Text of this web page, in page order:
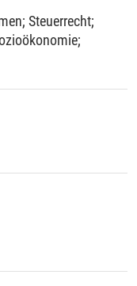
reveals that tax
technical and
public
; Steuerrecht;
;